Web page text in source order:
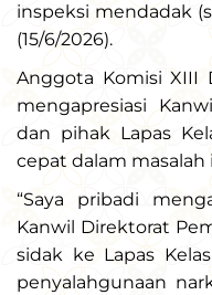
inspeksi mendadak
(15/6/2026).
Anggota Komisi XIII
mengapresiasi
dan pihak Lapas
cepat dalam masalah
“Saya pribadi
Kanwil Direktorat
sidak ke Lapas
penyalahgunaan